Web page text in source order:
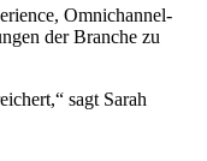
Omnichannel-
der Branche zu
sagt Sarah